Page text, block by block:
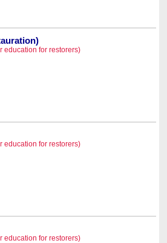
education for restorers)
education for restorers)
education for restorers)